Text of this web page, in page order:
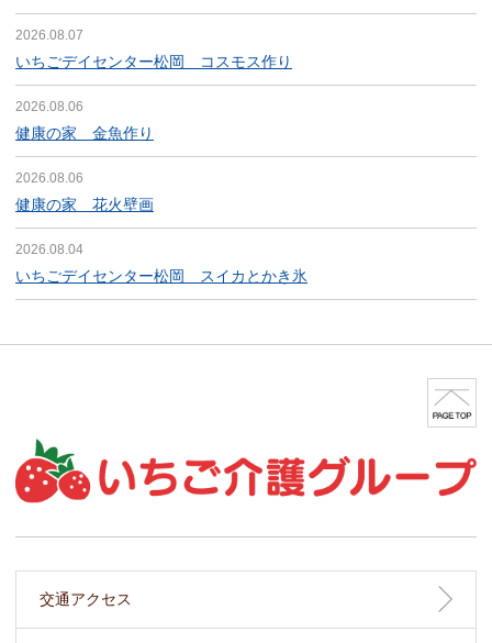
2026.08.07
いちごデイセンター松岡 コスモス作り
2026.08.06
健康の家 金魚作り
2026.08.06
健康の家 花火壁画
2026.08.04
いちごデイセンター松岡 スイカとかき氷
交通アクセス